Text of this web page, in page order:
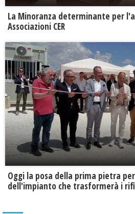
La Minoranza determinante per
Associazioni CER
Oggi la posa della prima pietra
dell'impianto che trasformerà i